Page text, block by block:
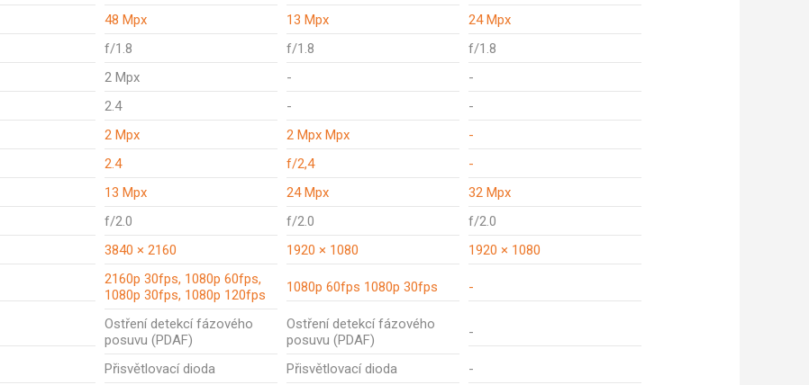
48 Mpx 13 Mpx
24 Mpx
f/1.8 f/1.8
f/1.8
2 Mpx -
-
2.4 -
-
2 Mpx 2 Mpx Mpx
-
2.4 f/2,4
-
13 Mpx 24 Mpx
32 Mpx
f/2.0 f/2.0
f/2.0
3840 × 2160 1920 × 1080 1920 × 1080
2160p 30fps, 1080p 60fps,
1080p 30fps, 1080p 120fps
1080p 60fps 1080p 30fps -
Ostření detekcí fázového
posuvu (PDAF)
Ostření detekcí fázového
posuvu (PDAF)
-
Přisvětlovací dioda Přisvětlovací dioda -